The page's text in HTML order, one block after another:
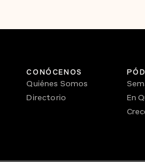
CONÓCENOS
Quiénes Somos
Directorio
En